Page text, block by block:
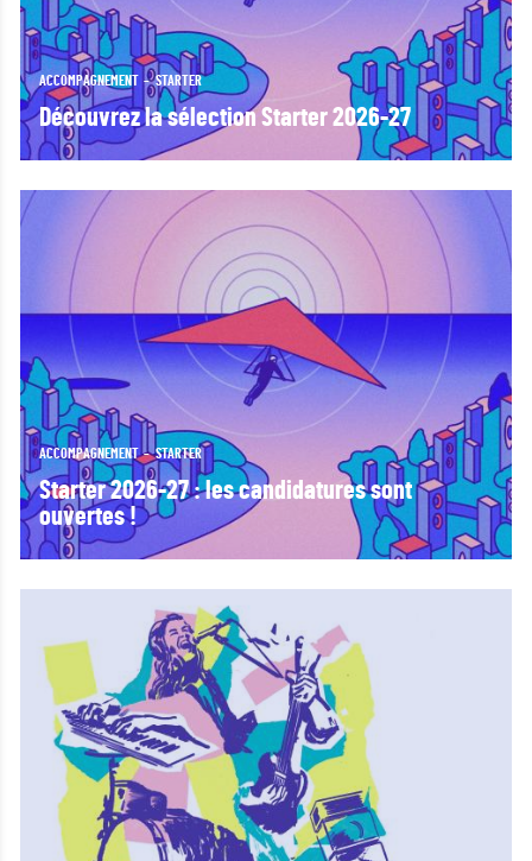
ACCOMPAGNEMENT STARTER
Découvrez la sélection Starter 2026-27
ACCOMPAGNEMENT STARTER
Starter 2026-27 : les candidatures sont
ouvertes !